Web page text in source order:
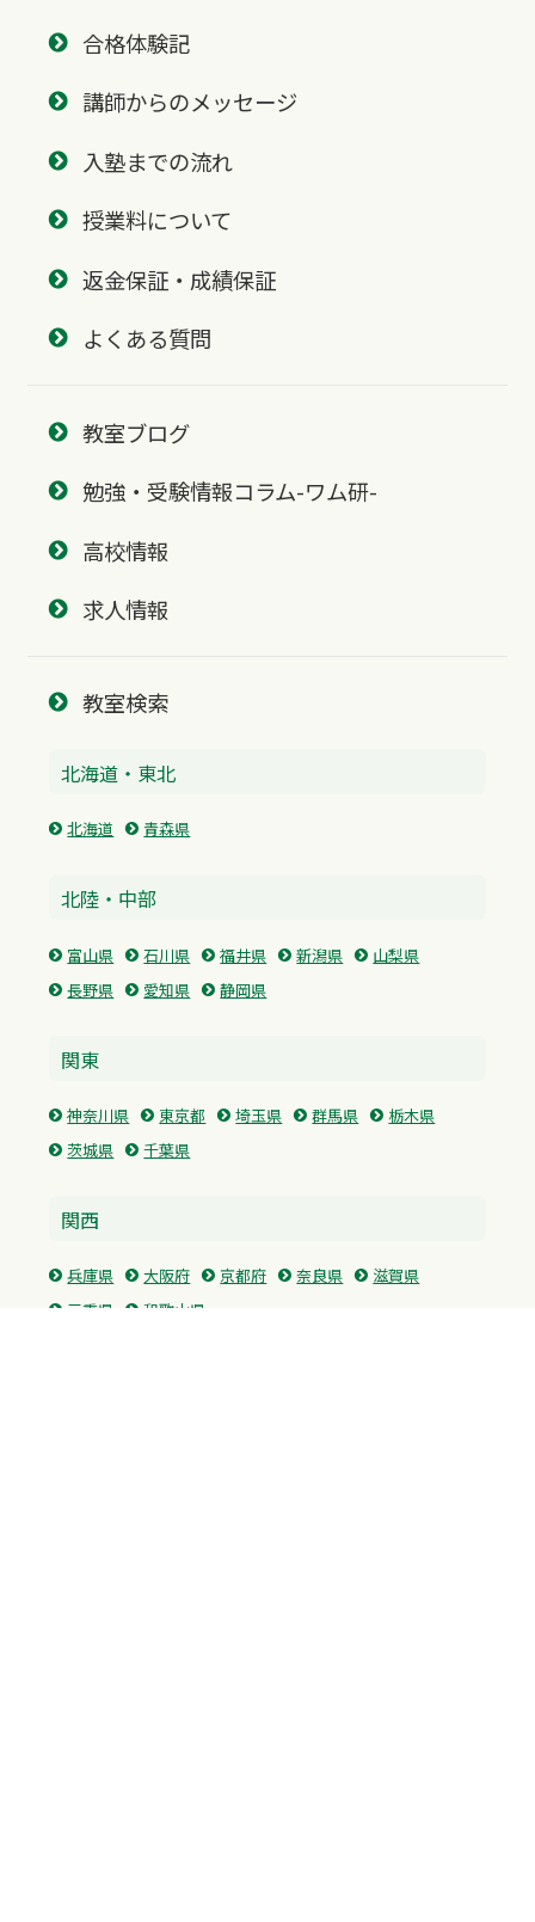
合格体験記
講師からのメッセージ
入塾までの流れ
授業料について
返金保証・成績保証
よくある質問
教室ブログ
勉強・受験情報コラム-ワム研-
高校情報
求人情報
教室検索
北海道・東北
北海道 青森県
北陸・中部
富山県 石川県 福井県 新潟県
山梨県
長野県
愛知県 静岡県
関東
神奈川県 東京都 埼玉県 群馬県
栃木県
茨城県
千葉県
関西
兵庫県 大阪府 京都府 奈良県
滋賀県
三重県
和歌山県